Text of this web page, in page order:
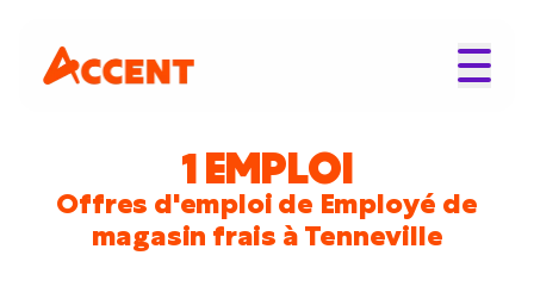
1 EMPLOI
Offres d'emploi de Employé de
magasin frais à Tenneville